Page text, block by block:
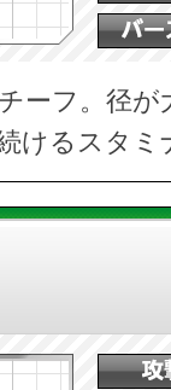
ーフ。径
けるスタミ